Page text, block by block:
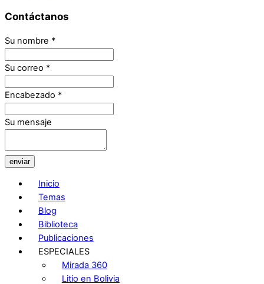
Contáctanos
Su nombre *
Su correo *
Encabezado *
Su mensaje
enviar
Inicio
Temas
Blog
Biblioteca
Publicaciones
ESPECIALES
Mirada 360
Litio en Bolivia